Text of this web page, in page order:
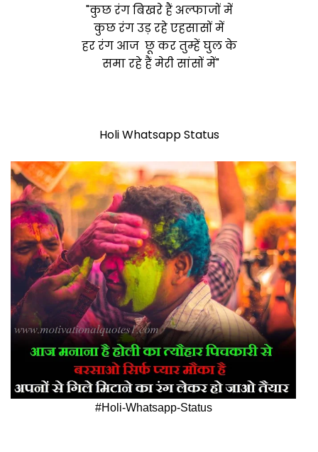
"कुछ रंग बिखरे हैं अल्फाजों में
कुछ रंग उड़ रहे एहसासों में
हर रंग आज छू कर तुम्हें घुल के
समा रहे हैं मेरी सांसों में"
Holi Whatsapp Status
#Holi-Whatsapp-Status